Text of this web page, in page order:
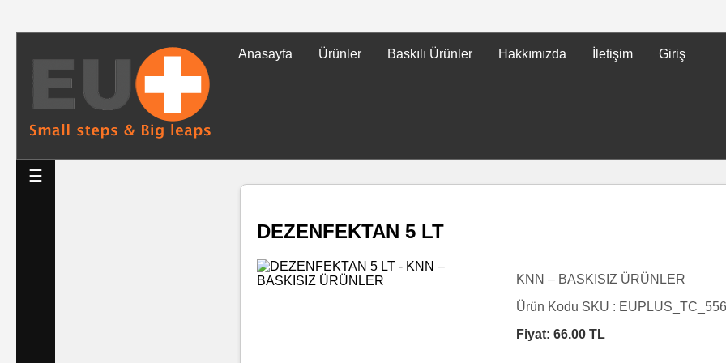
Anasayfa Ürünler Baskılı Ürünler Hakkımızda İletişim Giriş
☰
Tüm
Ürünler
Islak
DEZENFEKTAN 5 LT
KNN – BASKISIZ ÜRÜNLER
Ürün Kodu SKU : EUPLUS_TC_556
Fiyat: 66.00 TL